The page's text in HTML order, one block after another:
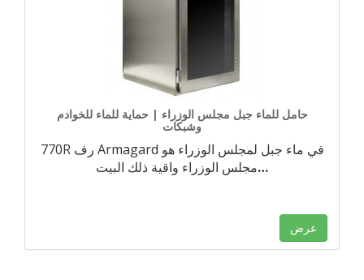
حامل للماء جبل مجلس الوزراء | حماية للماء للخوادم
وشبكات
770R رف Armagard في ماء جبل لمجلس الوزراء هو
مجلس الوزراء واقية ذلك البيت…
عرض